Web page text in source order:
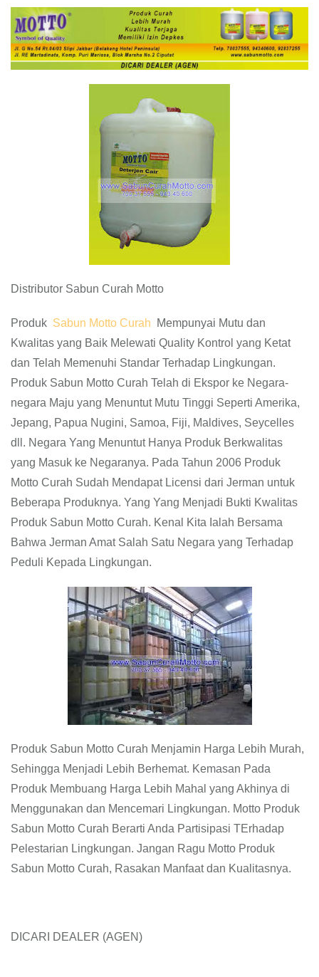
Distributor Sabun Curah Motto
Produk Sabun Motto Curah
Mempunyai Mutu dan
Kwalitas yang Baik Melewati Quality Kontrol yang Ketat
dan Telah Memenuhi Standar Terhadap Lingkungan.
Produk Sabun Motto Curah Telah di Ekspor ke Negara-
negara Maju yang Menuntut Mutu Tinggi Seperti Amerika,
Jepang, Papua Nugini, Samoa, Fiji, Maldives, Seycelles
dll. Negara Yang Menuntut Hanya Produk Berkwalitas
yang Masuk ke Negaranya. Pada Tahun 2006 Produk
Motto Curah Sudah Mendapat Licensi dari Jerman untuk
Beberapa Produknya. Yang Yang Menjadi Bukti Kwalitas
Produk Sabun Motto Curah. Kenal Kita Ialah Bersama
Bahwa Jerman Amat Salah Satu Negara yang Terhadap
Peduli Kepada Lingkungan.
Produk Sabun Motto Curah Menjamin Harga Lebih Murah,
Sehingga Menjadi Lebih Berhemat. Kemasan Pada
Produk Membuang Harga Lebih Mahal yang Akhinya di
Menggunakan dan Mencemari Lingkungan. Motto Produk
Sabun Motto Curah Berarti Anda Partisipasi TErhadap
Pelestarian Lingkungan. Jangan Ragu Motto Produk
Sabun Motto Curah, Rasakan Manfaat dan Kualitasnya.
DICARI DEALER (AGEN)